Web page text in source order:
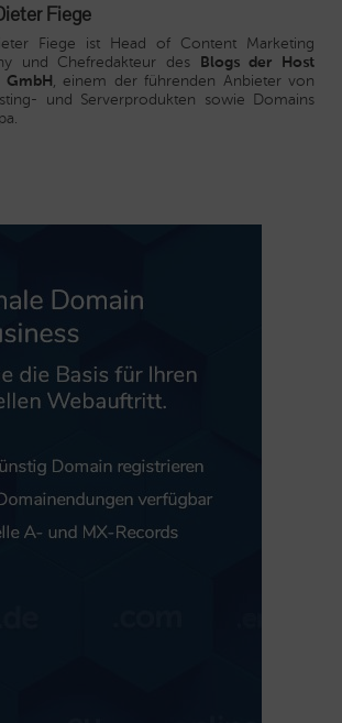
Fiege
Fiege ist Head of Content Marketing
und Chefredakteur des Blogs der Host
GmbH, einem der führenden Anbieter von
und Serverprodukten sowie Domains